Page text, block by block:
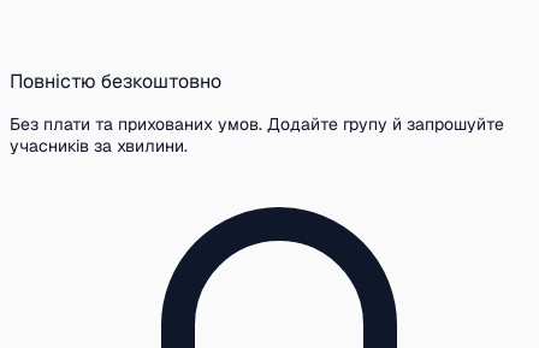
Повністю безкоштовно
Без плати та прихованих умов. Додайте групу й запрошуйте
учасників за хвилини.